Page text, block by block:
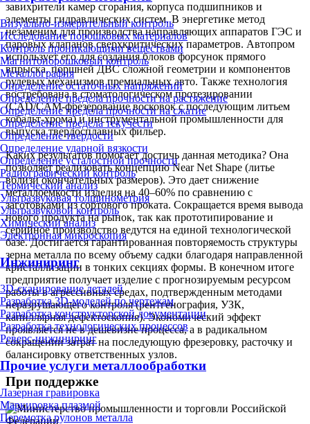
Визуально-измерительный контроль
Исследование порошковых материалов
Контроль проникающими веществами
Магнитопорошковый контроль
Металлография
Определение остаточных напряжений
Определение предела прочности на растяжение
Определение предела прочности на сжатие
Определение предела текучести
Определение твердости
Определение ударной вязкости
Определение усталостной прочности
Радиографический контроль
Термический анализ
Ультразвуковая толщинометрия
Ультразвуковой контроль
Химический анализ
Электронная микроскопия
Инжиниринг
3D-сканирование деталей
Разработка 3D-моделей по чертежам
Разработка конструкторской документации
Разработка технологических процессов
Реверс-инжиниринг
Прочие услуги металлообработки
Лазерная гравировка
Маркировка плазмой
Перемотка рулонов металла
завихрители камер сгорания, корпуса подшипников и
элементы гидравлических систем. В энергетике метод
незаменим для производства направляющих аппаратов ГЭС и
паровых клапанов сверхкритических параметров. Автопром
использует его для создания блоков форсунок прямого
впрыска, поршней ДВС сложной геометрии и компонентов
рулевых механизмов премиальных авто. Также технология
востребована в стоматологическом протезировании
(CAD/CAM-фрезерование восковок с последующим литьем
кобальт-хрома) и инструментальной промышленности для
выпуска твердосплавных фильер.
Каких результатов помогает достичь данная методика? Она
позволяет реализовать концепцию Near Net Shape (литье
вблизи окончательных размеров). Это дает снижение
металлоемкости изделия на 40–60% по сравнению с
заготовками из сортового проката. Сокращается время вывода
нового продукта на рынок, так как прототипирование и
серийное производство ведутся на единой технологической
базе. Достигается гарантированная повторяемость структуры
зерна металла по всему объему садки благодаря направленной
кристаллизации в тонких секциях формы. В конечном итоге
предприятие получает изделие с прогнозируемым ресурсом
работы в агрессивных средах, подтвержденным методами
неразрушающего контроля (рентгенография, УЗК,
капиллярная дефектоскопия). Экономический эффект
проявляется не в дешевизне процесса, а в радикальном
сокращении затрат на последующую фрезеровку, расточку и
балансировку ответственных узлов.
При поддержке